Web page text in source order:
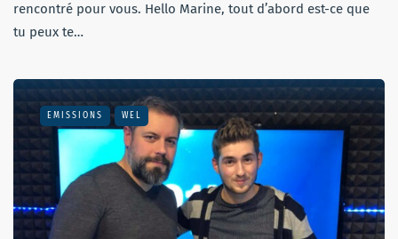
rencontré pour vous. Hello Marine, tout d’abord est-ce que
tu peux te…
EMISSIONS WEL